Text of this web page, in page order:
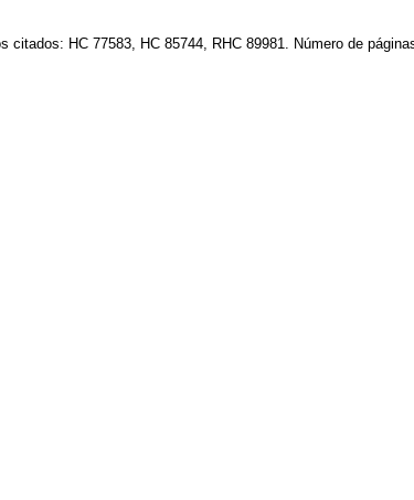
citados: HC 77583, HC 85744, RHC 89981. Número de